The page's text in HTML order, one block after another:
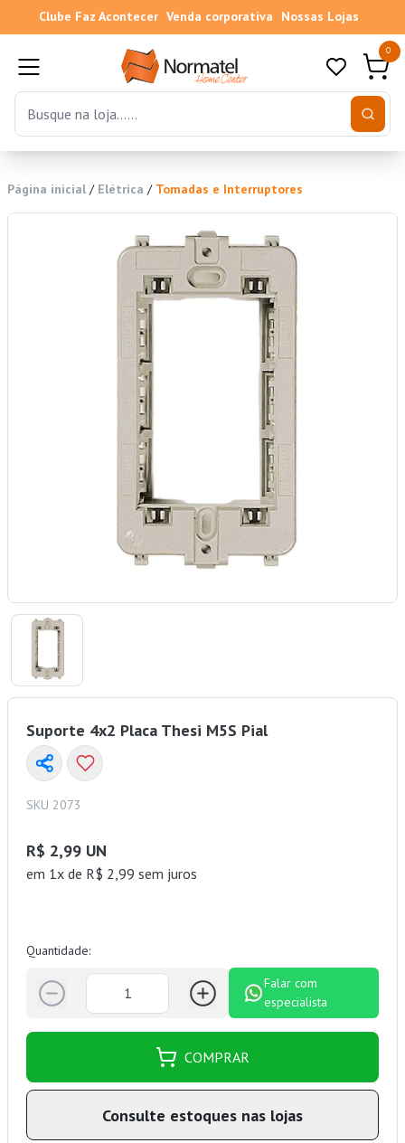
Clube Faz Acontecer Venda corporativa Nossas Lojas
0
Página inicial / Elétrica / Tomadas e Interruptores
Suporte 4x2 Placa Thesi M5S Pial
SKU 2073
R$ 2,99 UN
em 1x de R$ 2,99 sem juros
Quantidade:
Falar com
especialista
COMPRAR
Consulte estoques nas lojas